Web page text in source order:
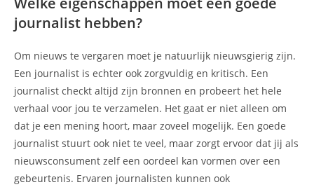
journalist hebben?
Om nieuws te vergaren moet je natuurlijk nieuwsgierig zijn.
Een journalist is echter ook zorgvuldig en kritisch. Een
journalist checkt altijd zijn bronnen en probeert het hele
verhaal voor jou te verzamelen. Het gaat er niet alleen om
dat je een mening hoort, maar zoveel mogelijk. Een goede
journalist stuurt ook niet te veel, maar zorgt ervoor dat jij als
nieuwsconsument zelf een oordeel kan vormen over een
gebeurtenis. Ervaren journalisten kunnen ook